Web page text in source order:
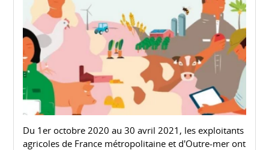
Du 1er octobre 2020 au 30 avril 2021, les exploitants
agricoles de France métropolitaine et d'Outre-mer ont